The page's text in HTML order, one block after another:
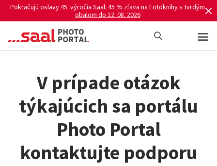
Pokračujú oslavy 45. výročia Saal: 45 % zľava na Fotoknihy s tvrdým
obalom do 12. 08. 2026
V prípade otázok
týkajúcich sa portálu
Photo Portal
kontaktujte podporu